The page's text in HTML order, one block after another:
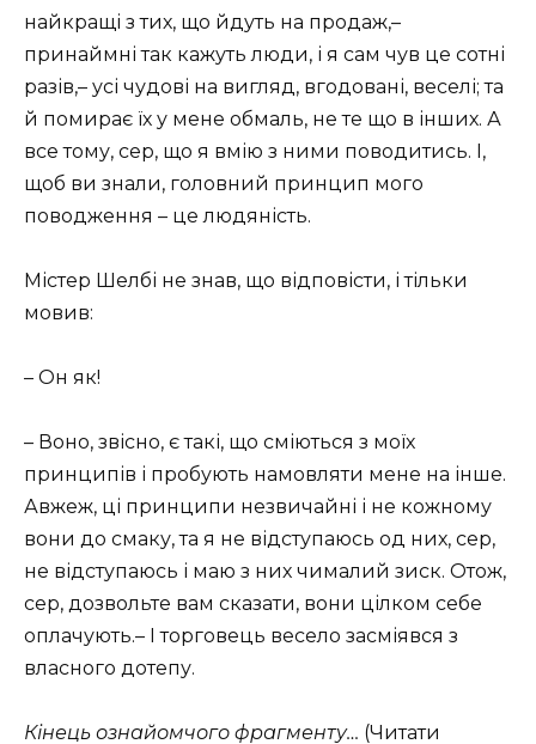
найкращі з тих, що йдуть на продаж,–
принаймні так кажуть люди, і я сам чув це сотні
разів,– усі чудові на вигляд, вгодовані, веселі; та
й помирає їх у мене обмаль, не те що в інших. А
все тому, сер, що я вмію з ними поводитись. І,
щоб ви знали, головний принцип мого
поводження – це людяність.
Містер Шелбі не знав, що відповісти, і тільки
мовив:
– Он як!
– Воно, звісно, є такі, що сміються з моїх
принципів і пробують намовляти мене на інше.
Авжеж, ці принципи незвичайні і не кожному
вони до смаку, та я не відступаюсь од них, сер,
не відступаюсь і маю з них чималий зиск. Отож,
сер, дозвольте вам сказати, вони цілком себе
оплачують.– І торговець весело засміявся з
власного дотепу.
Кінець ознайомчого фрагменту… (Читати